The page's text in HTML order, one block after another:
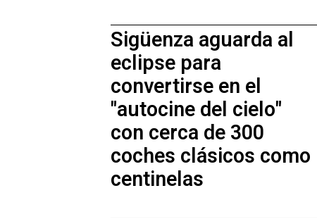
Sigüenza aguarda al
eclipse para
convertirse en el
"autocine del cielo"
con cerca de 300
coches clásicos como
centinelas